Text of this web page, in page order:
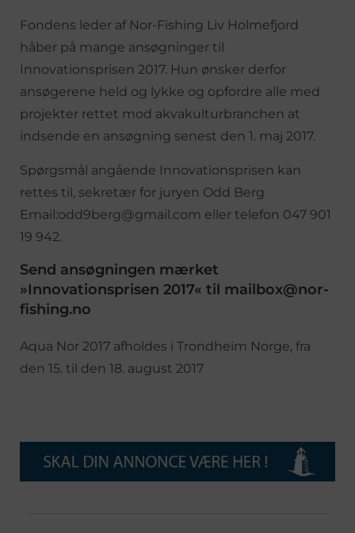
Fondens leder af Nor-Fishing Liv Holmefjord
håber på mange ansøgninger til
Innovationsprisen 2017. Hun ønsker derfor
ansøgerene held og lykke og opfordre alle med
projekter rettet mod akvakulturbranchen at
indsende en ansøgning senest den 1. maj 2017.
Spørgsmål angående Innovationsprisen kan
rettes til, sekretær for juryen Odd Berg
Email:odd9berg@gmail.com eller telefon 047 901
19 942.
Send ansøgningen mærket
»Innovationsprisen 2017« til mailbox@nor-
fishing.no
Aqua Nor 2017 afholdes i Trondheim Norge, fra
den 15. til den 18. august 2017